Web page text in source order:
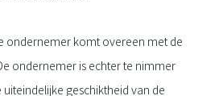
ondernemer komt overeen met de
ondernemer is echter te nimmer
geschiktheid van de